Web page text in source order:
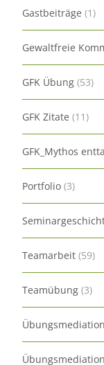
Gastbeiträge (1)
Gewaltfreie
GFK Übung (53)
GFK Zitate (11)
GFK_Mythos
Portfolio (3)
Teamarbeit (59)
Teamübung (3)